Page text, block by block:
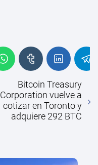
Bitcoin Treasury
Corporation vuelve a
cotizar en Toronto y
adquiere 292 BTC